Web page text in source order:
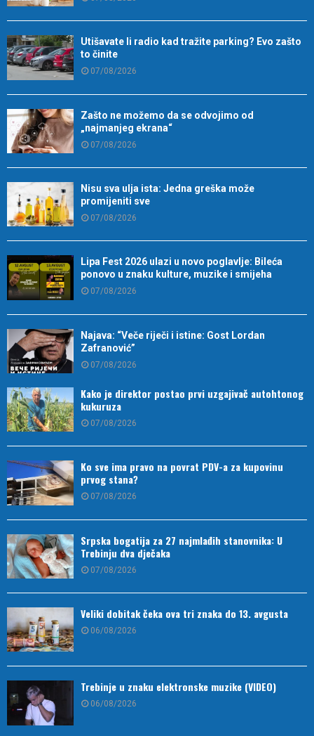
Utišavate li radio kad tražite parking? Evo zašto
to činite
07/08/2026
Zašto ne možemo da se odvojimo od
„najmanjeg ekrana“
07/08/2026
Nisu sva ulja ista: Jedna greška može
promijeniti sve
07/08/2026
Lipa Fest 2026 ulazi u novo poglavlje: Bileća
ponovo u znaku kulture, muzike i smijeha
07/08/2026
Najava: “Veče riječi i istine: Gost Lordan
Zafranović”
07/08/2026
Kako je direktor postao prvi uzgajivač autohtonog
kukuruza
07/08/2026
Ko sve ima pravo na povrat PDV-a za kupovinu
prvog stana?
07/08/2026
Srpska bogatija za 27 najmlađih stanovnika: U
Trebinju dva dječaka
07/08/2026
Veliki dobitak čeka ova tri znaka do 13. avgusta
06/08/2026
Trebinje u znaku elektronske muzike (VIDEO)
06/08/2026